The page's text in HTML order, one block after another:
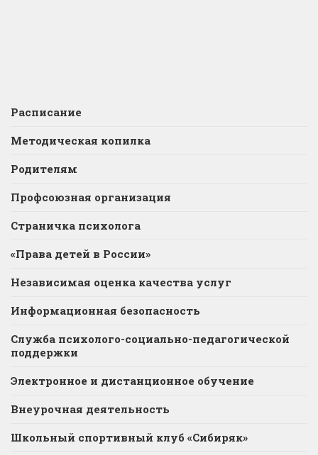
Расписание
Методическая копилка
Родителям
Профсоюзная организация
Страничка психолога
«Права детей в России»
Независимая оценка качества услуг
Информационная безопасность
Служба психолого-социально-педагогической
поддержки
Электронное и дистанционное обучение
Внеурочная деятельность
Школьный спортивный клуб «Сибиряк»